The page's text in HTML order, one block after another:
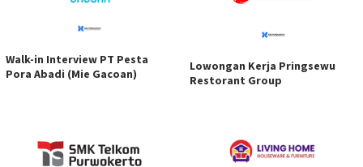
Walk-in Interview PT Pesta
Pora Abadi (Mie Gacoan)
Lowongan Kerja Pringsewu
Restorant Group